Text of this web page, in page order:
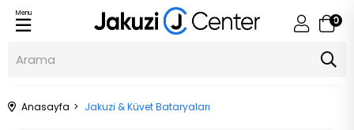
0
Menu
Anasayfa Jakuzi & Küvet Bataryaları